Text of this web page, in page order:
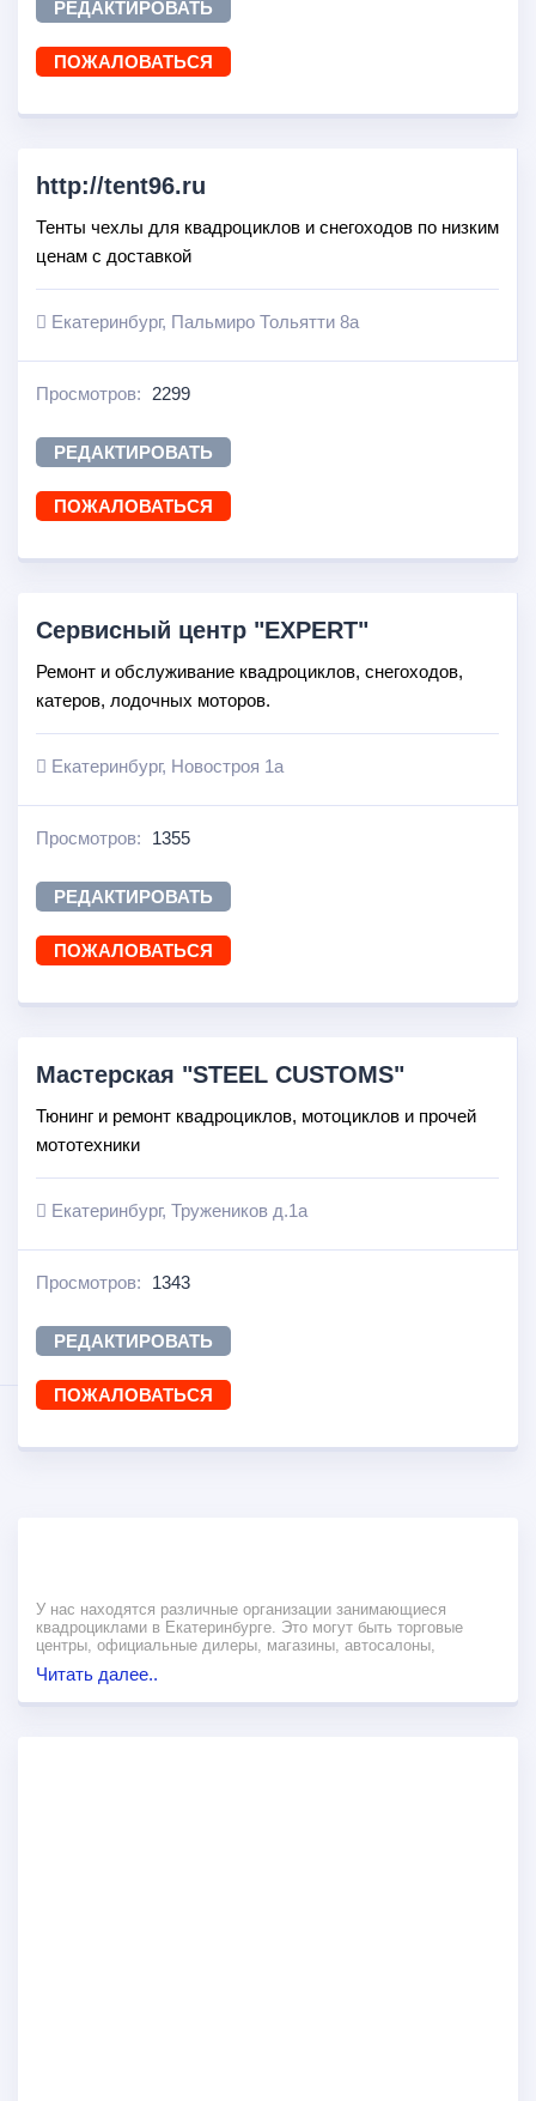
РЕДАКТИРОВАТЬ
ПОЖАЛОВАТЬСЯ
http://tent96.ru
Тенты чехлы для квадроциклов и снегоходов по низким
ценам с доставкой
Екатеринбург, Пальмиро Тольятти 8а
Просмотров: 2299
РЕДАКТИРОВАТЬ
ПОЖАЛОВАТЬСЯ
Сервисный центр "EXPERT"
Ремонт и обслуживание квадроциклов, снегоходов,
катеров, лодочных моторов.
Екатеринбург, Новостроя 1а
Просмотров: 1355
РЕДАКТИРОВАТЬ
ПОЖАЛОВАТЬСЯ
Мастерская "STEEL CUSTOMS"
Тюнинг и ремонт квадроциклов, мотоциклов и прочей
мототехники
Екатеринбург, Тружеников д.1а
Просмотров: 1343
РЕДАКТИРОВАТЬ
ПОЖАЛОВАТЬСЯ
У нас находятся различные организации занимающиеся
квадроциклами в Екатеринбурге. Это могут быть торговые
центры, официальные дилеры, магазины, автосалоны,
сервисные центры у которых можно купить мотовездеход.
Многие компании занимаются квадроциклами в Екатеринбурге.
Здесь вы найдете организацию куда можно обратиться по
Читать далее..